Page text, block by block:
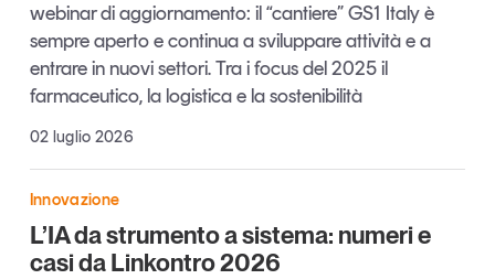
Eventi e formazione
Tutti gli appuntamenti
Tendenze Journal
La nostra newsletter nella tua email
webinar di aggiornamento: il “cantiere” GS1 Italy è
sempre aperto e continua a sviluppare attività e a
entrare in nuovi settori. Tra i focus del 2025 il
farmaceutico, la logistica e la sostenibilità
02 luglio 2026
Innovazione
L’IA da strumento a sistema: numeri e
casi da Linkontro 2026